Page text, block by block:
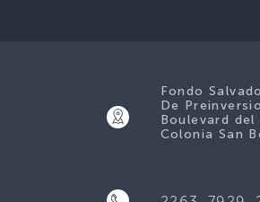
Fondo
De
Boulevard
Colonia San